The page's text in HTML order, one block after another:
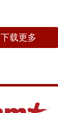
下载更多